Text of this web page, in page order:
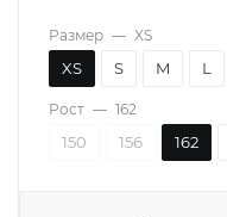
Размер — XS
XS S M L
Рост — 162
150 156 162